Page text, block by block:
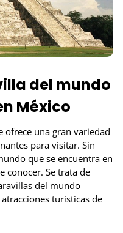
del mundo
México
ofrece una gran variedad
para visitar. Sin
que se encuentra en
conocer. Se trata de
del mundo
turísticas de